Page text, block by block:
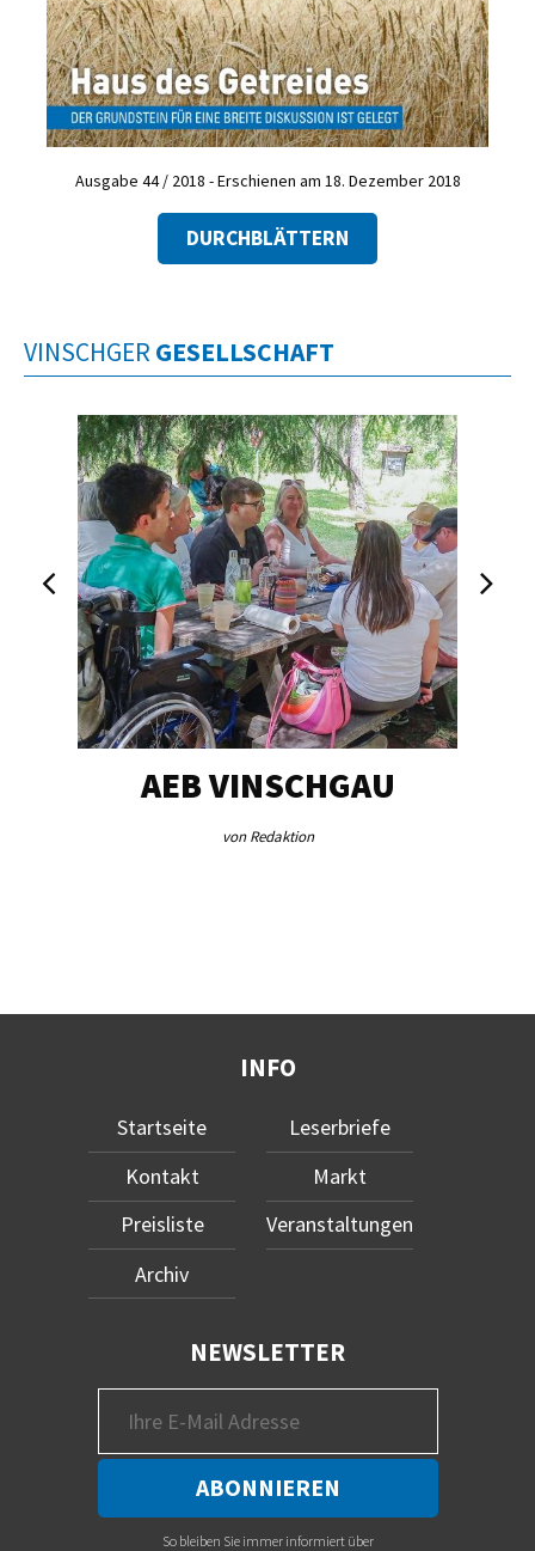
Ausgabe 44 / 2018 - Erschienen am 18. Dezember 2018
DURCHBLÄTTERN
VINSCHGER GESELLSCHAFT
AEB VINSCHGAU
von Redaktion
INFO
Startseite
Kontakt
Preisliste
Archiv
Leserbriefe
Markt
Veranstaltungen
NEWSLETTER
So bleiben Sie immer informiert über